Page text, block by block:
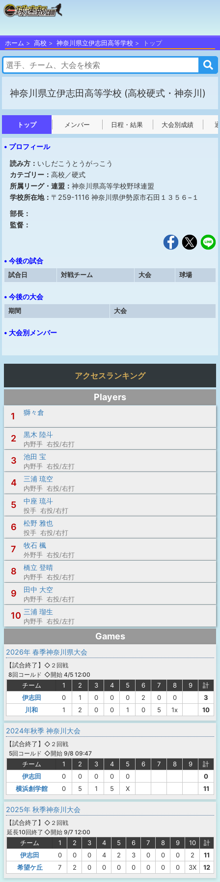
ホーム 高校 神奈川県立伊志田高等学校 トップ
神奈川県立伊志田高等学校 (高校硬式・神奈川)
トップ メンバー 日程・結果 大会別成績
• プロフィール
読み方： いしだこうとうがっこう
カテゴリー： 高校／硬式
所属リーグ・連盟： 神奈川県高等学校野球連盟
学校所在地： 〒259-1116 神奈川県伊勢原市石田１３５６−１
部長：
監督：
• 今後の試合
試合日
対戦チーム 大会 球場
• 今後の大会
期間
大会
• 大会別メンバー
アクセスランキング
Players
1
獅々倉
2 黒木 陸斗
内野手 右投/右打
3 池田 宝
内野手 右投/左打
4 三浦 琉空
内野手 右投/右打
5 中座 琉斗
投手 右投/右打
6 松野 雅也
投手 右投/右打
7 牧石 楓
外野手 右投/右打
8 橋立 登晴
内野手 右投/右打
9 田中 大空
内野手 右投/右打
10 三浦 瑠生
内野手 右投/左打
Games
2026年 春季神奈川県大会
【試合終了 】
8回コールド
◇２回戦
◇開始 4/5 12:00
チーム 1 2 3 4 5 6 7 8 9
計
伊志田
0 1 0 0 0 2 0 0
3
川和
1 2 0 0 1 0 5 1x 10
2024年秋季 神奈川大会
【試合終了 】
5回コールド
◇２回戦
◇開始 9/8 09:47
チーム 1 2 3 4 5 6 7 8 9
計
伊志田
0 0 0 0 0
0
横浜創学館
0 5 1 5 X 11
2025年 秋季神奈川大会
【試合終了 】
延長10回終了
◇２回戦
◇開始 9/7 12:00
チーム 1 2 3 4 5 6 7 8 9 10
計
伊志田
0 0 0 4 2 3 0 0 0 2
11
希望ケ丘
7 2 0 0 0 0 0 0 0 3X 12